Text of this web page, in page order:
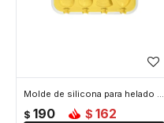
Molde de silicona para helado forma frutal - Amarillo
$ 190 $ 162